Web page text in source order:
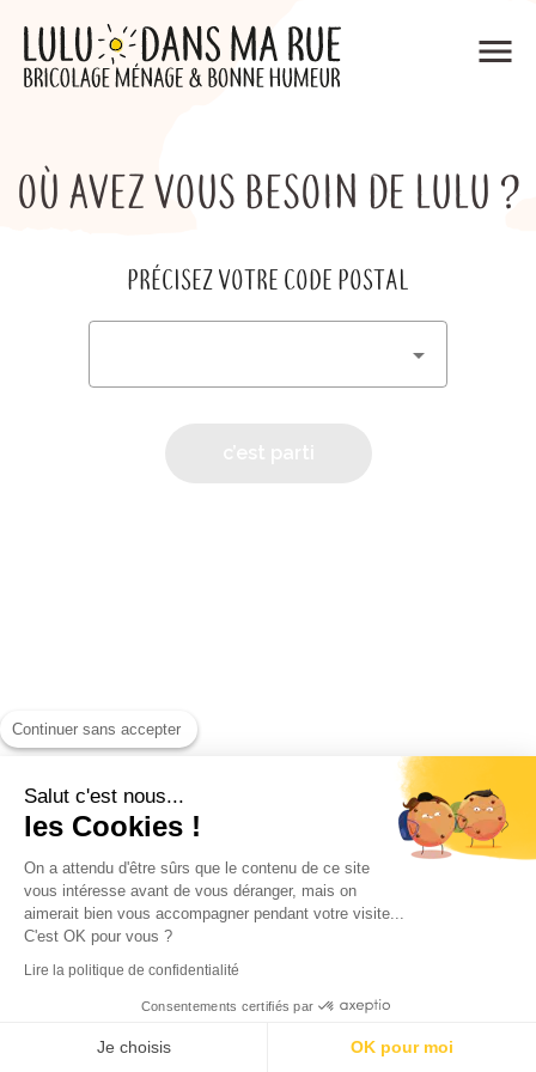
menu
OÙ AVEZ VOUS BESOIN DE LULU ?
PRÉCISEZ VOTRE CODE POSTAL
Continuer sans accepter
Salut c'est nous...
les Cookies !
On a attendu d'être sûrs que le contenu de ce site
vous intéresse avant de vous déranger, mais on
aimerait bien vous accompagner pendant votre visite...
C'est OK pour vous ?
Lire la politique de confidentialité
Consentements certifiés par
Je choisis OK pour moi